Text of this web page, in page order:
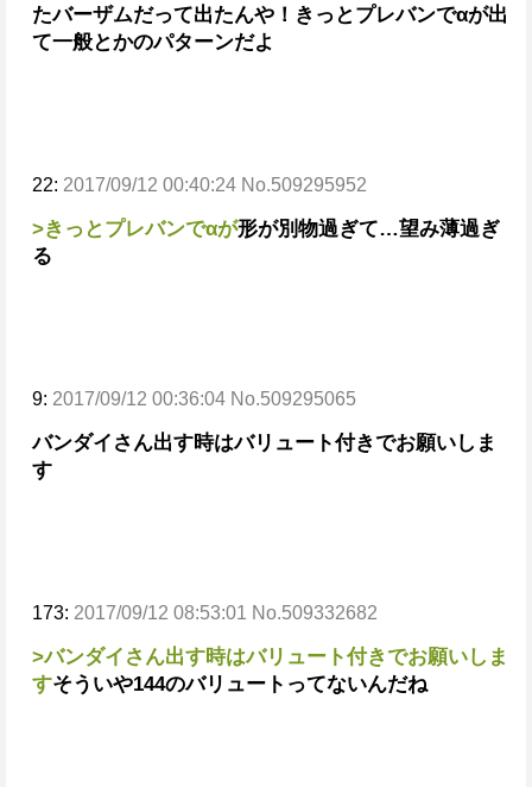
たバーザムだって出たんや！ きっとプレバンでαが出
て一般とかのパターンだよ
22: 2017/09/12 00:40:24 No.509295952
>きっとプレバンでαが形が別物過ぎて…望み薄過ぎ
る
9: 2017/09/12 00:36:04 No.509295065
バンダイさん出す時はバリュート付きでお願いしま
す
173: 2017/09/12 08:53:01 No.509332682
>バンダイさん出す時はバリュート付きでお願いしま
すそういや144のバリュートってないんだね